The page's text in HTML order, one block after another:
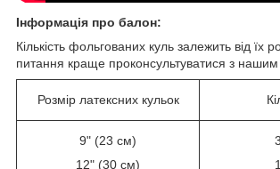
Інформація про балон:
Кількість фольгованих куль залежить від їх
питання краще проконсультуватися з нашим
Розмір латексних кульок
9" (23 см)
12" (30 см)